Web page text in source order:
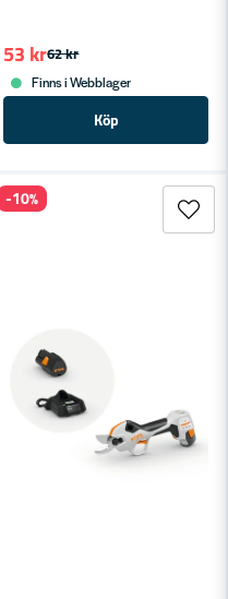
62 kr
53 kr
Finns i Webblager
Köp
-10%